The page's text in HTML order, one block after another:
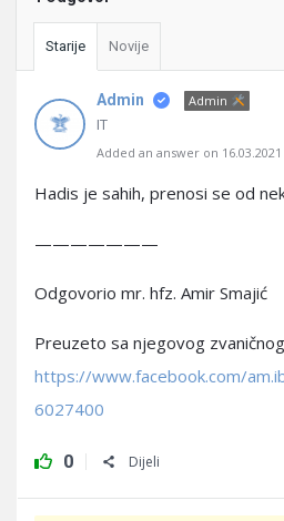
Starije Novije
Admin Admin
IT
Added an answer on 16.03.2021
Hadis je sahih, prenosi se od
———————
Odgovorio mr. hfz. Amir Smajić
Preuzeto sa njegovog
https://www.facebook.com/
6027400
0 Dijeli